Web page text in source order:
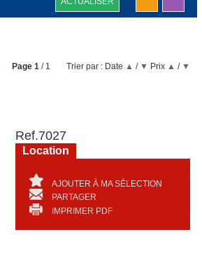
Trier par : Date ▲ / ▼ Prix ▲ / ▼
Page 1 / 1
Ref.7027
Location
AJOUTER À MA SÉLECTION
PARTAGER
IMPRIMER PDF